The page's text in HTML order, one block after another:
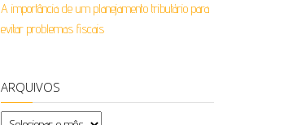
A importância de um planejamento tributário para
evitar problemas fiscais
ARQUIVOS
Arquivos